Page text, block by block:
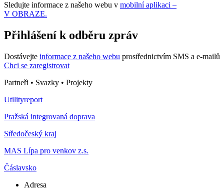
Sledujte informace z našeho webu v mobilní aplikaci –
V OBRAZE.
Přihlášení k odběru zpráv
Dostávejte informace z našeho webu prostřednictvím SMS a e-mailů
Chci se zaregistrovat
Partneři • Svazky • Projekty
Utilityreport
Pražská integrovaná doprava
Středočeský kraj
MAS Lípa pro venkov z.s.
Čáslavsko
Adresa